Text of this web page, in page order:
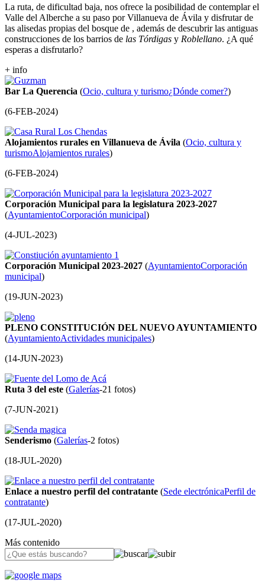
La ruta, de dificultad baja, nos ofrece la posibilidad de contemplar el
Valle del Alberche a su paso por Villanueva de Ávila y disfrutar de
las alisedas propias del bosque de , además de descubrir las antiguas
construcciones de los barrios de las Tórdigas y Roblellano. ¿A qué
esperas a disfrutarlo?
+ info
Bar La Querencia (Ocio, cultura y turismo¿Dónde comer?)
(6-FEB-2024)
Alojamientos rurales en Villanueva de Ávila (Ocio, cultura y
turismoAlojamientos rurales)
(6-FEB-2024)
Corporación Municipal para la legislatura 2023-2027
(AyuntamientoCorporación municipal)
(4-JUL-2023)
Corporación Municipal 2023-2027 (AyuntamientoCorporación
municipal)
(19-JUN-2023)
PLENO CONSTITUCIÓN DEL NUEVO AYUNTAMIENTO
(AyuntamientoActividades municipales)
(14-JUN-2023)
Ruta 3 del este (Galerías-21 fotos)
(7-JUN-2021)
Senderismo (Galerías-2 fotos)
(18-JUL-2020)
Enlace a nuestro perfil del contratante (Sede electrónicaPerfil de
contratante)
(17-JUL-2020)
Más contenido